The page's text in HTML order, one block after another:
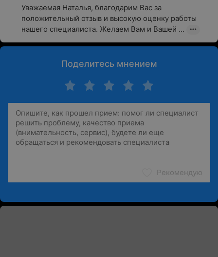
Уважаемая Наталья, благодарим Вас за
положительный отзыв и высокую оценку работы
нашего специалиста. Желаем Вам и Вашей ...
Поделитесь мнением
Рекомендую